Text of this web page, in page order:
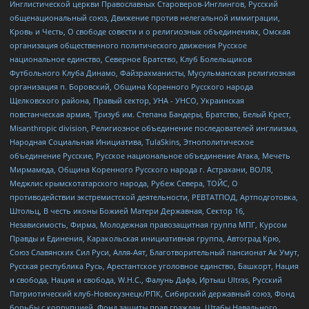
Инглистической церкви Православных Староверов-Инглингов, Русский
общенациональный союз, Движение против нелегальной иммиграции,
Кровь и Честь, О свободе совести и о религиозных объединениях, Омская
организация общественного политического движения Русское
национальное единство, Северное Братство, Клуб Болельщиков
Футбольного Клуба Динамо, Файзрахманисты, Мусульманская религиозная
организация п. Боровский, Община Коренного Русского народа
Щелковского района, Правый сектор, УНА - УНСО, Украинская
повстанческая армия, Тризуб им. Степана Бандеры, Братство, Белый Крест,
Misanthropic division, Религиозное объединение последователей инглиизма,
Народная Социальная Инициатива, TulaSkins, Этнополитическое
объединение Русские, Русское национальное объединение Атака, Мечеть
Мирмамеда, Община Коренного Русского народа г. Астрахани, ВОЛЯ,
Меджлис крымскотатарского народа, Рубеж Севера, ТОЙС, О
противодействии экстремистской деятельности, РЕВТАТПОД, Артподготовка,
Штольц, В честь иконы Божией Матери Державная, Сектор 16,
Независимость, Фирма, Молодежная правозащитная группа МПГ, Курсом
Правды и Единения, Каракольская инициативная группа, Автоград Крю,
Союз Славянских Сил Руси, Алля-Аят, Благотворительный пансионат Ак Умут,
Русская республика Русь, Арестантское уголовное единство, Башкорт, Нация
и свобода, Нация и свобода, W.H.С., Фалунь Дафа, Иртыш Ultras, Русский
Патриотический клуб-Новокузнецк/РПК, Сибирский державный союз, Фонд